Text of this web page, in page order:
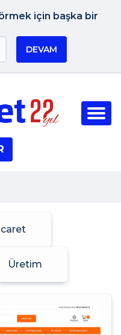
için başka bir
DEVAM
Üretim